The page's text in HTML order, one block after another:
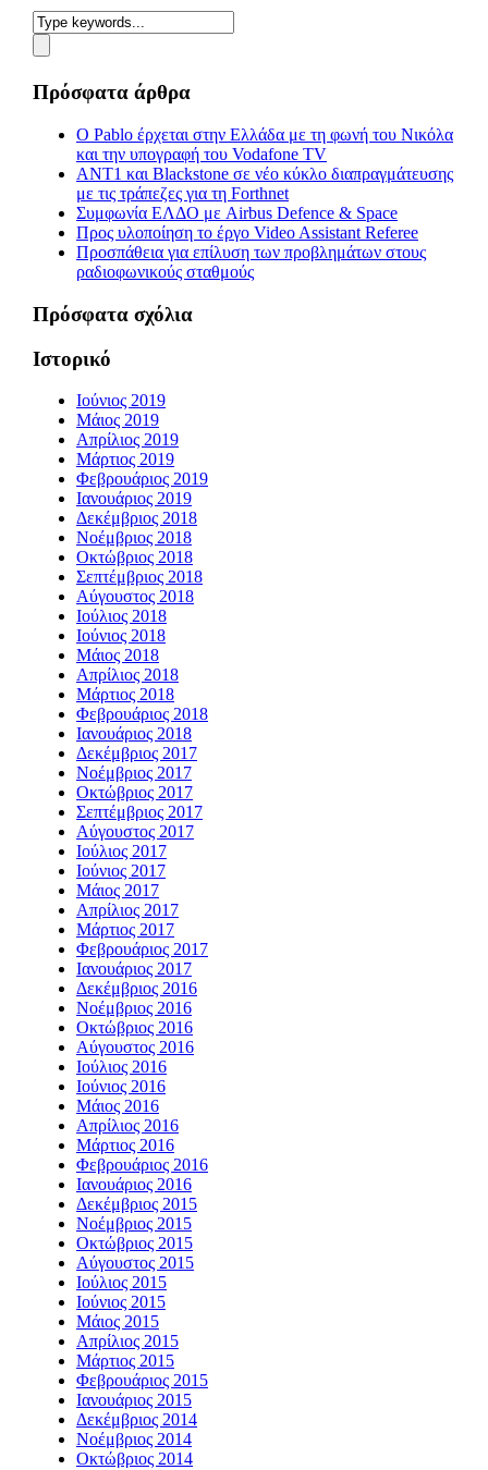
Πρόσφατα άρθρα
Ο Pablo έρχεται στην Ελλάδα με τη φωνή του Νικόλα
και την υπογραφή του Vodafone TV
ΑΝΤ1 και Blackstone σε νέο κύκλο διαπραγμάτευσης
με τις τράπεζες για τη Forthnet
Συμφωνία ΕΛΔΟ με Airbus Defence & Space
Προς υλοποίηση το έργο Video Assistant Referee
Προσπάθεια για επίλυση των προβλημάτων στους
ραδιοφωνικούς σταθμούς
Πρόσφατα σχόλια
Ιστορικό
Ιούνιος 2019
Μάιος 2019
Απρίλιος 2019
Μάρτιος 2019
Φεβρουάριος 2019
Ιανουάριος 2019
Δεκέμβριος 2018
Νοέμβριος 2018
Οκτώβριος 2018
Σεπτέμβριος 2018
Αύγουστος 2018
Ιούλιος 2018
Ιούνιος 2018
Μάιος 2018
Απρίλιος 2018
Μάρτιος 2018
Φεβρουάριος 2018
Ιανουάριος 2018
Δεκέμβριος 2017
Νοέμβριος 2017
Οκτώβριος 2017
Σεπτέμβριος 2017
Αύγουστος 2017
Ιούλιος 2017
Ιούνιος 2017
Μάιος 2017
Απρίλιος 2017
Μάρτιος 2017
Φεβρουάριος 2017
Ιανουάριος 2017
Δεκέμβριος 2016
Νοέμβριος 2016
Οκτώβριος 2016
Αύγουστος 2016
Ιούλιος 2016
Ιούνιος 2016
Μάιος 2016
Απρίλιος 2016
Μάρτιος 2016
Φεβρουάριος 2016
Ιανουάριος 2016
Δεκέμβριος 2015
Νοέμβριος 2015
Οκτώβριος 2015
Αύγουστος 2015
Ιούλιος 2015
Ιούνιος 2015
Μάιος 2015
Απρίλιος 2015
Μάρτιος 2015
Φεβρουάριος 2015
Ιανουάριος 2015
Δεκέμβριος 2014
Νοέμβριος 2014
Οκτώβριος 2014